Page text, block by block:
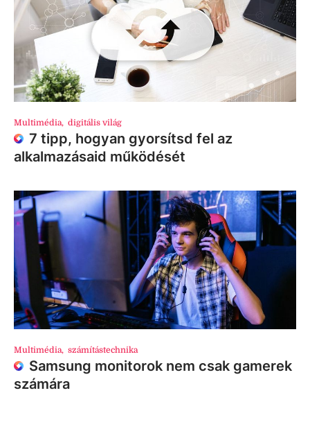
Multimédia, digitális világ
7 tipp, hogyan gyorsítsd fel az
alkalmazásaid működését
Multimédia, számítástechnika
Samsung monitorok nem csak gamerek
számára